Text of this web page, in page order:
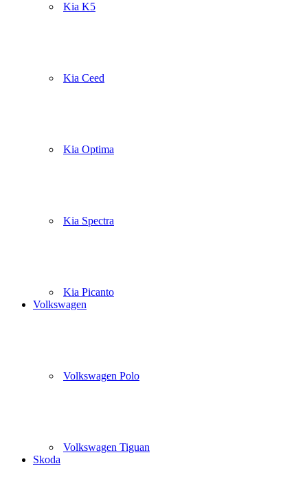
Kia K5
Kia Ceed
Kia Optima
Kia Spectra
Kia Picanto
Volkswagen
Volkswagen Polo
Volkswagen Tiguan
Skoda